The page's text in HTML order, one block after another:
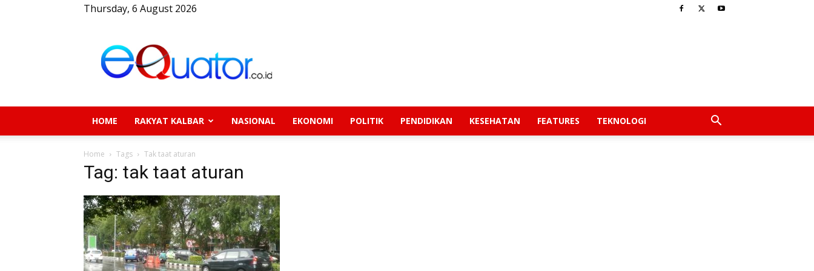
Thursday, 6 August 2026
HOME RAKYAT KALBAR NASIONAL EKONOMI POLITIK PENDIDIKAN KESEHATAN FEATURES TEKNOLOGI
Home Tags Tak taat aturan
Tag: tak taat aturan